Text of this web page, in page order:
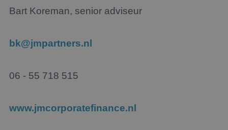
Bart Koreman, senior adviseur
bk@jmpartners.nl
06 - 55 718 515
www.jmcorporatefinance.nl